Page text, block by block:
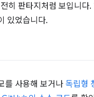
히 판타지처럼 보입니다.
있었습니다.
를 사용해 보거나 독립형